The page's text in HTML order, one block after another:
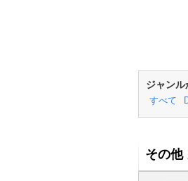
ジャン
すべて
その他